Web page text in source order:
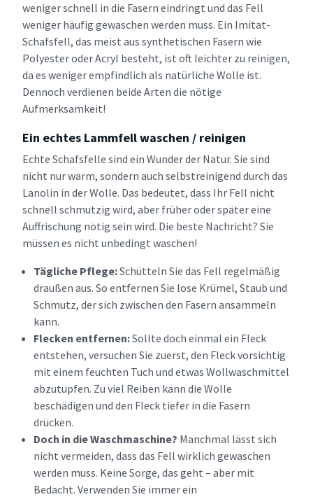
weniger schnell in die Fasern eindringt und das Fell
weniger häufig gewaschen werden muss. Ein Imitat-
Schafsfell, das meist aus synthetischen Fasern wie
Polyester oder Acryl besteht, ist oft leichter zu reinigen,
da es weniger empfindlich als natürliche Wolle ist.
Dennoch verdienen beide Arten die nötige
Aufmerksamkeit!
Ein echtes Lammfell waschen / reinigen
Echte Schafsfelle sind ein Wunder der Natur. Sie sind
nicht nur warm, sondern auch selbstreinigend durch das
Lanolin in der Wolle. Das bedeutet, dass Ihr Fell nicht
schnell schmutzig wird, aber früher oder später eine
Auffrischung nötig sein wird. Die beste Nachricht? Sie
müssen es nicht unbedingt waschen!
Tägliche Pflege:Schütteln Sie das Fell regelmäßig
draußen aus. So entfernen Sie lose Krümel, Staub und
Schmutz, der sich zwischen den Fasern ansammeln
kann.
Flecken entfernen:Sollte doch einmal ein Fleck
entstehen, versuchen Sie zuerst, den Fleck vorsichtig
mit einem feuchten Tuch und etwas Wollwaschmittel
abzutupfen. Zu viel Reiben kann die Wolle
beschädigen und den Fleck tiefer in die Fasern
drücken.
Doch in die Waschmaschine? Manchmal lässt sich
nicht vermeiden, dass das Fell wirklich gewaschen
werden muss. Keine Sorge, das geht – aber mit
Bedacht. Verwenden Sie immer ein